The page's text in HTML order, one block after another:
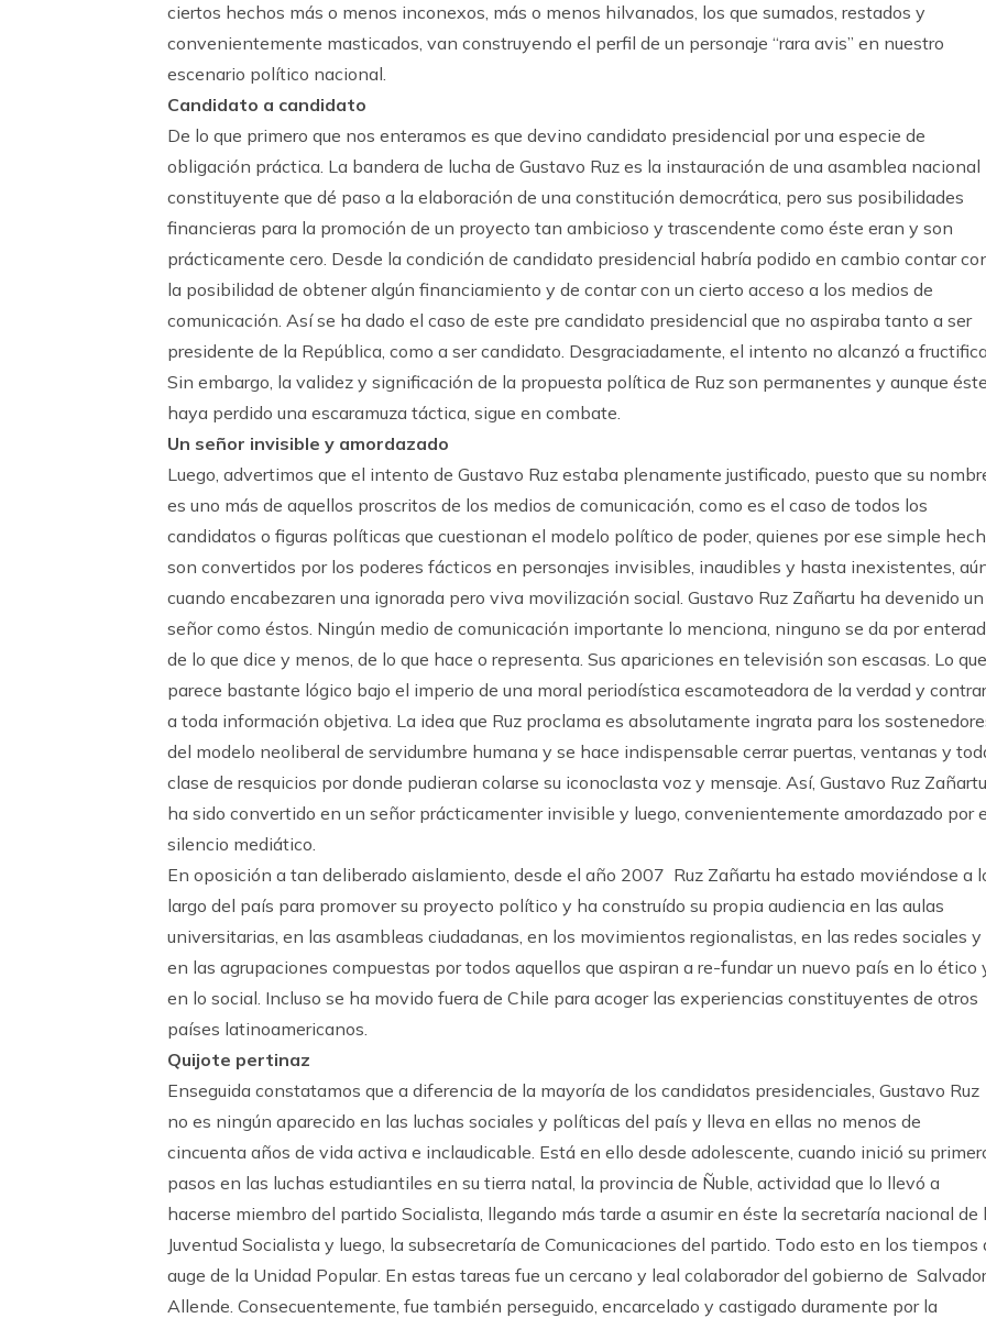
ciertos hechos más o menos inconexos, más o menos hilvanados, los que sumados, restados y
convenientemente masticados, van construyendo el perfil de un personaje “rara avis” en nuestro
escenario político nacional.
Candidato a candidato
De lo que primero que nos enteramos es que devino candidato presidencial por una especie de
obligación práctica. La bandera de lucha de Gustavo Ruz es la instauración de una asamblea nacional
constituyente que dé paso a la elaboración de una constitución democrática, pero sus posibilidades
financieras para la promoción de un proyecto tan ambicioso y trascendente como éste eran y son
prácticamente cero. Desde la condición de candidato presidencial habría podido en cambio contar
la posibilidad de obtener algún financiamiento y de contar con un cierto acceso a los medios de
comunicación. Así se ha dado el caso de este pre candidato presidencial que no aspiraba tanto a ser
presidente de la República, como a ser candidato. Desgraciadamente, el intento no alcanzó a
Sin embargo, la validez y significación de la propuesta política de Ruz son permanentes y aunque éste
haya perdido una escaramuza táctica, sigue en combate.
Un señor invisible y amordazado
Luego, advertimos que el intento de Gustavo Ruz estaba plenamente justificado, puesto que su
es uno más de aquellos proscritos de los medios de comunicación, como es el caso de todos los
candidatos o figuras políticas que cuestionan el modelo político de poder, quienes por ese simple
son convertidos por los poderes fácticos en personajes invisibles, inaudibles y hasta inexistentes,
cuando encabezaren una ignorada pero viva movilización social. Gustavo Ruz Zañartu ha devenido un
señor como éstos. Ningún medio de comunicación importante lo menciona, ninguno se da por
de lo que dice y menos, de lo que hace o representa. Sus apariciones en televisión son escasas. Lo que
parece bastante lógico bajo el imperio de una moral periodística escamoteadora de la verdad y
a toda información objetiva. La idea que Ruz proclama es absolutamente ingrata para los
del modelo neoliberal de servidumbre humana y se hace indispensable cerrar puertas, ventanas y
clase de resquicios por donde pudieran colarse su iconoclasta voz y mensaje. Así, Gustavo Ruz Zañartu
ha sido convertido en un señor prácticamenter invisible y luego, convenientemente amordazado por
silencio mediático.
En oposición a tan deliberado aislamiento, desde el año 2007 Ruz Zañartu ha estado moviéndose a
largo del país para promover su proyecto político y ha construído su propia audiencia en las aulas
universitarias, en las asambleas ciudadanas, en los movimientos regionalistas, en las redes sociales y
en las agrupaciones compuestas por todos aquellos que aspiran a re-fundar un nuevo país en lo ético
en lo social. Incluso se ha movido fuera de Chile para acoger las experiencias constituyentes de otros
países latinoamericanos.
Quijote pertinaz
Enseguida constatamos que a diferencia de la mayoría de los candidatos presidenciales, Gustavo Ruz
no es ningún aparecido en las luchas sociales y políticas del país y lleva en ellas no menos de
cincuenta años de vida activa e inclaudicable. Está en ello desde adolescente, cuando inició su
pasos en las luchas estudiantiles en su tierra natal, la provincia de Ñuble, actividad que lo llevó a
hacerse miembro del partido Socialista, llegando más tarde a asumir en éste la secretaría nacional de
Juventud Socialista y luego, la subsecretaría de Comunicaciones del partido. Todo esto en los tiempos
auge de la Unidad Popular. En estas tareas fue un cercano y leal colaborador del gobierno de Salvador
Allende. Consecuentemente, fue también perseguido, encarcelado y castigado duramente por la